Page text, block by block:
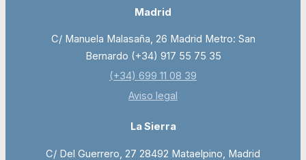
Madrid
C/ Manuela Malasaña, 26 Madrid Metro: San
Bernardo (+34) 917 55 75 35
(+34) 699 11 08 39
Aviso legal
La Sierra
C/ Del Guerrero, 27 28492 Mataelpino, Madrid